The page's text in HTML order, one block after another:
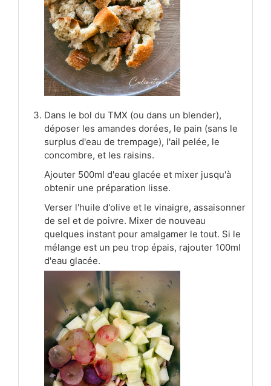
Dans le bol du TMX (ou dans un blender),
déposer les amandes dorées, le pain (sans le
surplus d'eau de trempage), l'ail pelée, le
concombre, et les raisins.
Ajouter 500ml d'eau glacée et mixer jusqu'à
obtenir une préparation lisse.
Verser l'huile d'olive et le vinaigre, assaisonner
de sel et de poivre. Mixer de nouveau
quelques instant pour amalgamer le tout. Si le
mélange est un peu trop épais, rajouter 100ml
d'eau glacée.